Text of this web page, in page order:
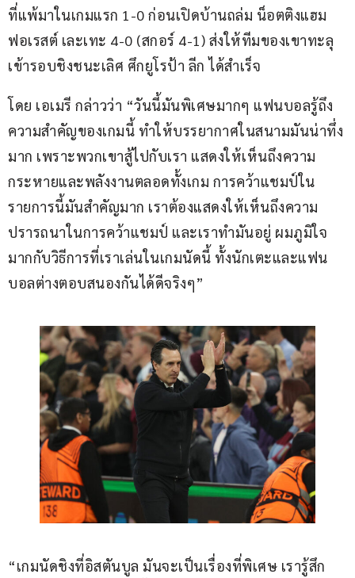
ที่แพ้มาในเกมแรก 1-0 ก่อนเปิดบ้านถล่ม น็อตติงแฮม
ฟอเรสต์ เละเทะ 4-0 (สกอร์ 4-1) ส่งให้ทีมของเขาทะลุ
เข้ารอบชิงชนะเลิศ ศึกยูโรป้า ลีก ได้สำเร็จ
โดย เอเมรี กล่าวว่า “วันนี้มันพิเศษมากๆ แฟนบอลรู้ถึง
ความสำคัญของเกมนี้ ทำให้บรรยากาศในสนามมันน่าทึ่ง
มาก เพราะพวกเขาสู้ไปกับเรา แสดงให้เห็นถึงความ
กระหายและพลังงานตลอดทั้งเกม การคว้าแชมป์ใน
รายการนี้มันสำคัญมาก เราต้องแสดงให้เห็นถึงความ
ปรารถนาในการคว้าแชมป์ และเราทำมันอยู่ ผมภูมิใจ
มากกับวิธีการที่เราเล่นในเกมนัดนี้ ทั้งนักเตะและแฟน
บอลต่างตอบสนองกันได้ดีจริงๆ”
“เกมนัดชิงที่อิสตันบูล มันจะเป็นเรื่องที่พิเศษ เรารู้สึก